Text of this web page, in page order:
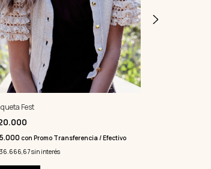
Fest
con Promo Transferencia / Efectivo
sin interés